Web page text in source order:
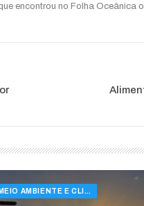
encontrou no Folha Oceânica
MEIO AMBIENTE E CLIMA